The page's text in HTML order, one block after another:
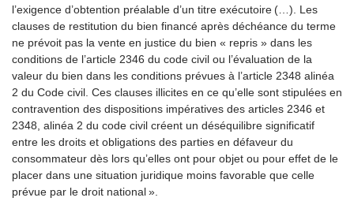
l’exigence d’obtention préalable d’un titre exécutoire (…). Les
clauses de restitution du bien financé après déchéance du terme
ne prévoit pas la vente en justice du bien « repris » dans les
conditions de l’article 2346 du code civil ou l’évaluation de la
valeur du bien dans les conditions prévues à l’article 2348 alinéa
2 du Code civil. Ces clauses illicites en ce qu’elle sont stipulées en
contravention des dispositions impératives des articles 2346 et
2348, alinéa 2 du code civil créent un déséquilibre significatif
entre les droits et obligations des parties en défaveur du
consommateur dès lors qu’elles ont pour objet ou pour effet de le
placer dans une situation juridique moins favorable que celle
prévue par le droit national ».